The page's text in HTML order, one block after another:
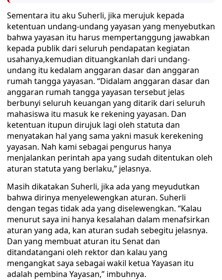
Sementara itu aku Suherli, jika merujuk kepada
ketentuan undang-undang yayasan yang menyebutkan
bahwa yayasan itu harus mempertanggung jawabkan
kepada publik dari seluruh pendapatan kegiatan
usahanya,kemudian dituangkanlah dari undang-
undang itu kedalam anggaran dasar dan anggaran
rumah tangga yayasan. “Didalam anggaran dasar dan
anggaran rumah tangga yayasan tersebut jelas
berbunyi seluruh keuangan yang ditarik dari seluruh
mahasiswa itu masuk ke rekening yayasan. Dan
ketentuan itupun dirujuk lagi oleh statuta dan
menyatakan hal yang sama yakni masuk kerekening
yayasan. Nah kami sebagai pengurus hanya
menjalankan perintah apa yang sudah ditentukan oleh
aturan statuta yang berlaku,” jelasnya.
Masih dikatakan Suherli, jika ada yang meyudutkan
bahwa dirinya menyelewengkan aturan. Suherli
dengan tegas tidak ada yang diselewengkan. “Kalau
menurut saya ini hanya kesalahan dalam menafsirkan
aturan yang ada, kan aturan sudah sebegitu jelasnya.
Dan yang membuat aturan itu Senat dan
ditandatangani oleh rektor dan kalau yang
mengangkat saya sebagai wakil ketua Yayasan itu
adalah pembina Yayasan,” imbuhnya.